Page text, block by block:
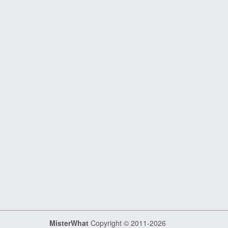
MisterWhat Copyright © 2011-2026